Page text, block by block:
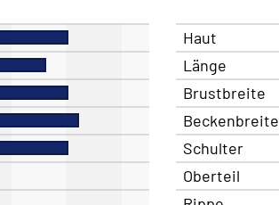
Haut
Länge
Brustbreite
Beckenbreite
Schulter
Oberteil